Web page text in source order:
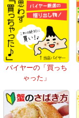
バイヤーの「買っち
ゃった」